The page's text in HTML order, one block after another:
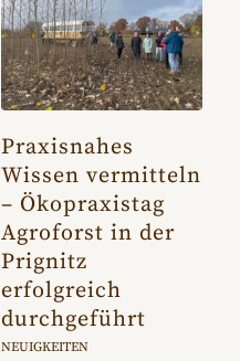
Praxisnahes
Wissen vermitteln
– Ökopraxistag
Agroforst in der
Prignitz
erfolgreich
durchgeführt
NEUIGKEITEN